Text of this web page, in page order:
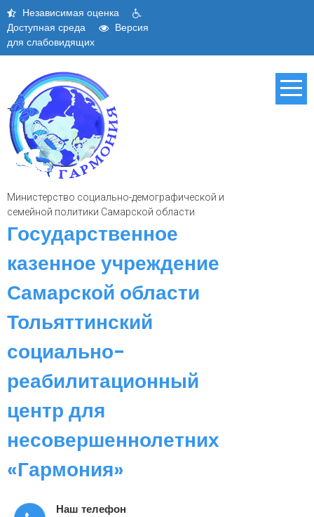
Skip
content
Независимая оценка
Доступная среда
Версия
для слабовидящих
Министерство социально-демографической и
семейной политики Самарской области
Государственное
казенное учреждение
Самарской области
Тольяттинский
социально-
реабилитационный
центр для
несовершеннолетних
«Гармония»
Наш телефон